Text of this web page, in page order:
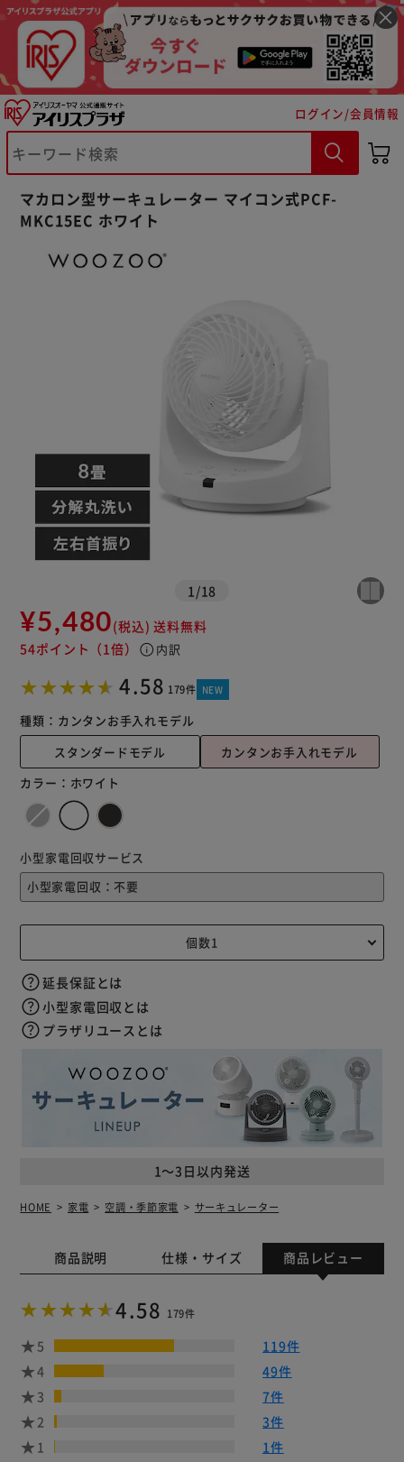
ログイン/会員情報
マカロン型サーキュレーター マイコン式PCF-
MKC15EC ホワイト
1 /18
¥5,480(税込) 送料無料
54ポイント （1倍） info 内訳
4.58 179件 NEW
種類： カンタンお手入れモデル
スタンダードモデル
カンタンお手入れモデル
カラー： ホワイト
1～3日以内発送
小型家電回収サービス
延長保証とは
小型家電回収とは
プラザリユースとは
HOME 家電 空調・季節家電 サーキュレーター
商品説明 仕様・サイズ 商品レビュー
4.58 179件
5
119件
4
49件
3
7件
2
3件
1
1件
カートに入れる